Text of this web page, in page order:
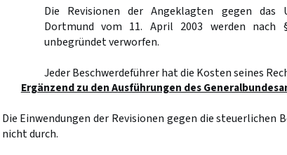
Die Revisionen der Angeklagten gegen das
Dortmund vom 11. April 2003 werden
unbegründet verworfen.
Jeder Beschwerdeführer hat die Kosten seines
Ergänzend zu den Ausführungen des
Die Einwendungen der Revisionen gegen die steuerlichen
nicht durch.